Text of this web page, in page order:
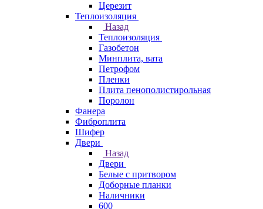
Церезит
Теплоизоляция
Назад
Теплоизоляция
Газобетон
Минплита, вата
Петрофом
Пленки
Плита пенополистирольная
Поролон
Фанера
Фиброплита
Шифер
Двери
Назад
Двери
Белые с притвором
Доборные планки
Наличники
600